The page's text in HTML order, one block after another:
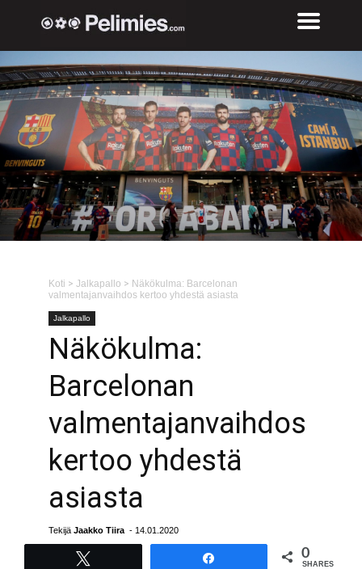
Koti > Jalkapallo > Näkökulma: Barcelonan
valmentajanvaihdos kertoo yhdestä asiasta
Jalkapallo
Näkökulma:
Barcelonan
valmentajanvaihdos
kertoo yhdestä
asiasta
Tekijä Jaakko Tiira - 14.01.2020
0
SHARES